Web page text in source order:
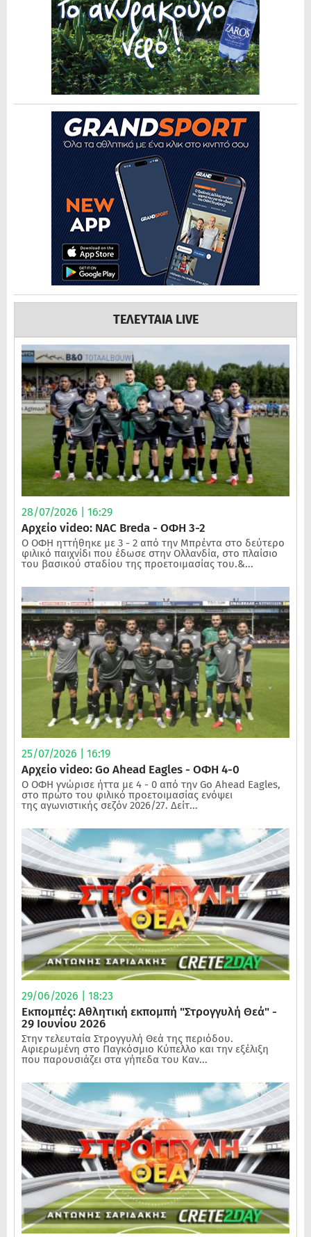
ΤΕΛΕΥΤΑΙΑ LIVE
28/07/2026 | 16:29
Αρχείο video: NAC Breda - ΟΦΗ 3-2
Ο ΟΦΗ ηττήθηκε με 3 - 2 από την Μπρέντα στο δεύτερο
φιλικό παιχνίδι που έδωσε στην Ολλανδία, στο πλαίσιο
του βασικού σταδίου της προετοιμασίας του.&...
25/07/2026 | 16:19
Αρχείο video: Go Ahead Eagles - ΟΦΗ 4-0
Ο ΟΦΗ γνώρισε ήττα με 4 - 0 από την Go Ahead Eagles,
στο πρώτο του φιλικό προετοιμασίας ενόψει
της αγωνιστικής σεζόν 2026/27. Δείτ...
29/06/2026 | 18:23
Εκπομπές: Αθλητική εκπομπή "Στρογγυλή Θεά" -
29 Ιουνίου 2026
Στην τελευταία Στρογγυλή Θεά της περιόδου.
Αφιερωμένη στο Παγκόσμιο Κύπελλο και την εξέλιξη
που παρουσιάζει στα γήπεδα του Καν...